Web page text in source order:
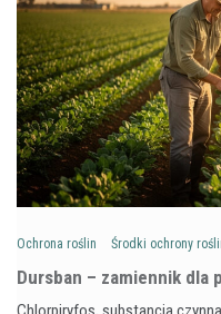
Ochrona roślin Środki ochrony
Dursban – zamiennik dla